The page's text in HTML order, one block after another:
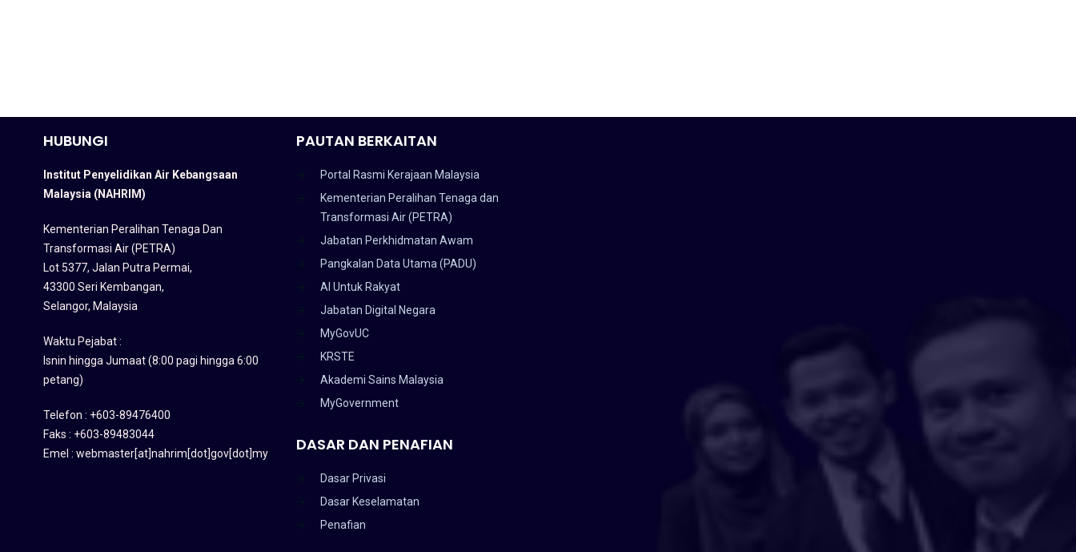
HUBUNGI
Institut Penyelidikan Air Kebangsaan
Malaysia (NAHRIM)
Kementerian Peralihan Tenaga Dan
Transformasi Air (PETRA)
Lot 5377, Jalan Putra Permai,
43300 Seri Kembangan,
Selangor, Malaysia
Waktu Pejabat :
Isnin hingga Jumaat (8:00 pagi hingga 6:00
petang)
Telefon : +603-89476400
Faks : +603-89483044
Emel : webmaster[at]nahrim[dot]gov[dot]my
PAUTAN BERKAITAN
Portal Rasmi Kerajaan Malaysia
Kementerian Peralihan Tenaga dan
Transformasi Air (PETRA)
Jabatan Perkhidmatan Awam
Pangkalan Data Utama (PADU)
AI Untuk Rakyat
Jabatan Digital Negara
MyGovUC
KRSTE
Akademi Sains Malaysia
MyGovernment
DASAR DAN PENAFIAN
Dasar Privasi
Dasar Keselamatan
Penafian